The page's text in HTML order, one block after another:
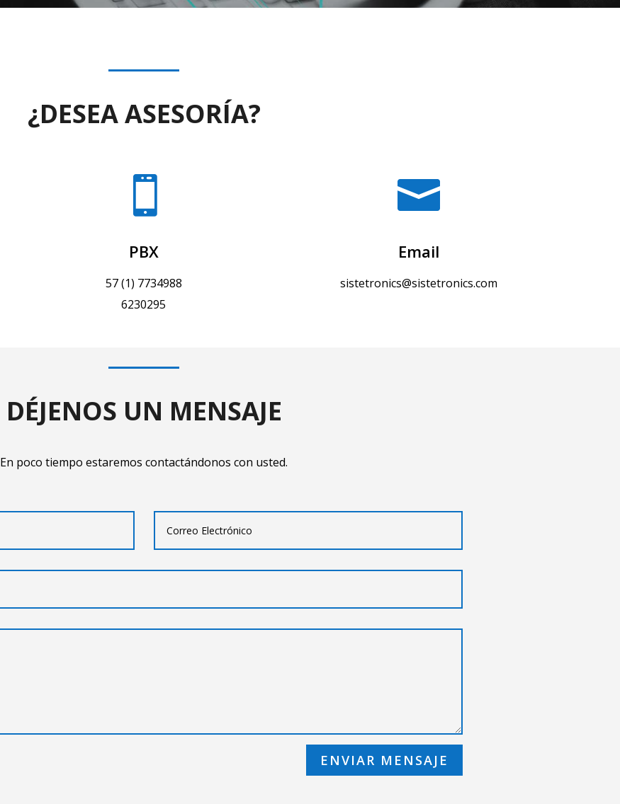
¿DESEA ASESORÍA?

PBX
57 (1) 7734988
6230295

Email
sistetronics@sistetronics.com
DÉJENOS UN MENSAJE
En poco tiempo estaremos contactándonos con usted.
ENVIAR MENSAJE